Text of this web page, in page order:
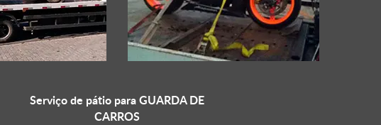
Serviço de pátio paraGUARDA DE
CARROS